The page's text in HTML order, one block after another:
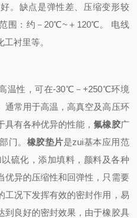
。缺点是弹性差、压缩变形较
围：约－20℃~＋120℃。 电线
衬里等。
温性，可在-30℃ －+250℃环境
通常用于高温，高真空及高压环
具有各种优异的性能，氟橡胶广
门。 橡胶垫片是zui基本应用范
硫化，添加填料，颜料及各种
优异的压缩性和回弹性，只需要
工况下发挥有效的密封作用，易
到良好的密封效果，由于橡胶具